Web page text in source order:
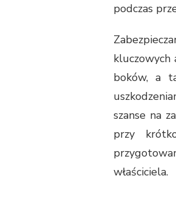
podczas
kluczowych
boków, a
szanse na
przy
właściciela.